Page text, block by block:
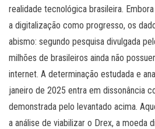
realidade tecnológica brasileira.
a digitalização como progresso, os
abismo: segundo pesquisa divulgada
milhões de brasileiros ainda não
internet. A determinação estudada e
janeiro de 2025 entra em dissonância
demonstrada pelo levantado acima.
a análise de viabilizar o Drex, a moeda